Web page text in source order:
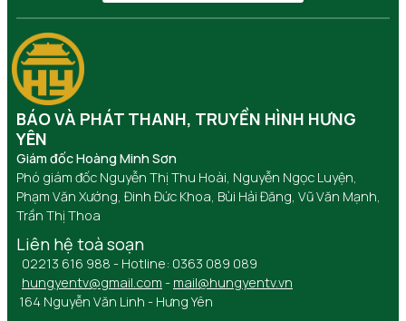
BÁO VÀ PHÁT THANH, TRUYỀN HÌNH HƯNG
YÊN
Giám đốc Hoàng Minh Sơn
Phó giám đốc Nguyễn Thị Thu Hoài, Nguyễn Ngọc Luyện,
Phạm Văn Xướng, Đinh Đức Khoa, Bùi Hải Đăng, Vũ Văn Mạnh,
Trần Thị Thoa
Liên hệ toà soạn
02213 616 988 - Hotline: 0363 089 089
hungyentv@gmail.com - mail@hungyentv.vn
164 Nguyễn Văn Linh - Hưng Yên